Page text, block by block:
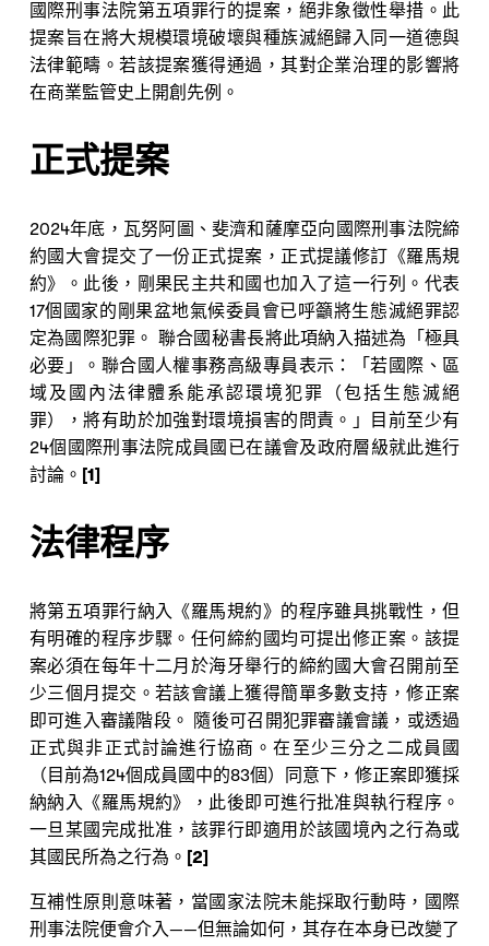
國際刑事法院第五項罪行的提案，絕非象徵性舉措。此
提案旨在將大規模環境破壞與種族滅絕歸入同一道德與
法律範疇。若該提案獲得通過，其對企業治理的影響將
在商業監管史上開創先例。
正式提案
2024年底，瓦努阿圖、斐濟和薩摩亞向國際刑事法院締
約國大會提交了一份正式提案，正式提議修訂《羅馬規
約》。此後，剛果民主共和國也加入了這一行列。代表
17個國家的剛果盆地氣候委員會已呼籲將生態滅絕罪認
定為國際犯罪。 聯合國秘書長將此項納入描述為「極具
必要」。聯合國人權事務高級專員表示：「若國際、區
域及國內法律體系能承認環境犯罪（包括生態滅絕
罪），將有助於加強對環境損害的問責。」目前至少有
24個國際刑事法院成員國已在議會及政府層級就此進行
討論。 [1]
法律程序
將第五項罪行納入《羅馬規約》的程序雖具挑戰性，但
有明確的程序步驟。任何締約國均可提出修正案。該提
案必須在每年十二月於海牙舉行的締約國大會召開前至
少三個月提交。若該會議上獲得簡單多數支持，修正案
即可進入審議階段。 隨後可召開犯罪審議會議，或透過
正式與非正式討論進行協商。在至少三分之二成員國
（目前為124個成員國中的83個）同意下，修正案即獲採
納納入《羅馬規約》，此後即可進行批准與執行程序。
一旦某國完成批准，該罪行即適用於該國境內之行為或
其國民所為之行為。 [2]
互補性原則意味著，當國家法院未能採取行動時，國際
刑事法院便會介入——但無論如何，其存在本身已改變了